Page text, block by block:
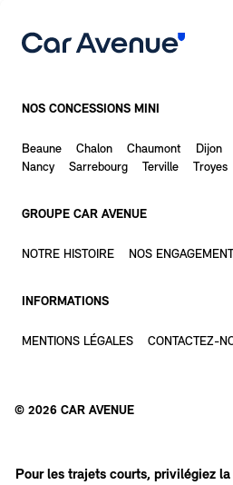
NOS CONCESSIONS MINI
Beaune Chalon Chaumont Dijon
Nancy
Sarrebourg Terville Troyes
GROUPE CAR AVENUE
NOTRE HISTOIRE NOS
INFORMATIONS
MENTIONS LÉGALES CONTACTEZ-
© 2026 CAR AVENUE
Pour les trajets courts, privilégiez